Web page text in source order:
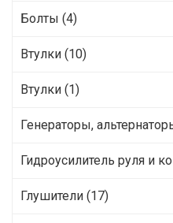
Болты (4)
Втулки (10)
Втулки (1)
Генераторы,
Гидроусилитель руля и
Глушители (17)